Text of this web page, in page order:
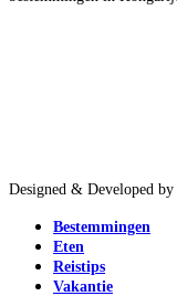
Designed & Developed by
Bestemmingen
Eten
Reistips
Vakantie